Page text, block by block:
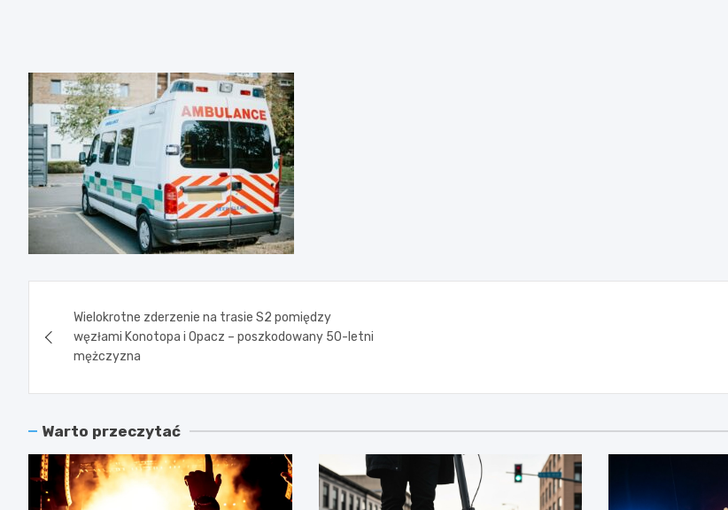
wpisu
Wielokrotne zderzenie na trasie S2 pomiędzy
węzłami Konotopa i Opacz – poszkodowany 50-letni
mężczyzna
Warto przeczytać